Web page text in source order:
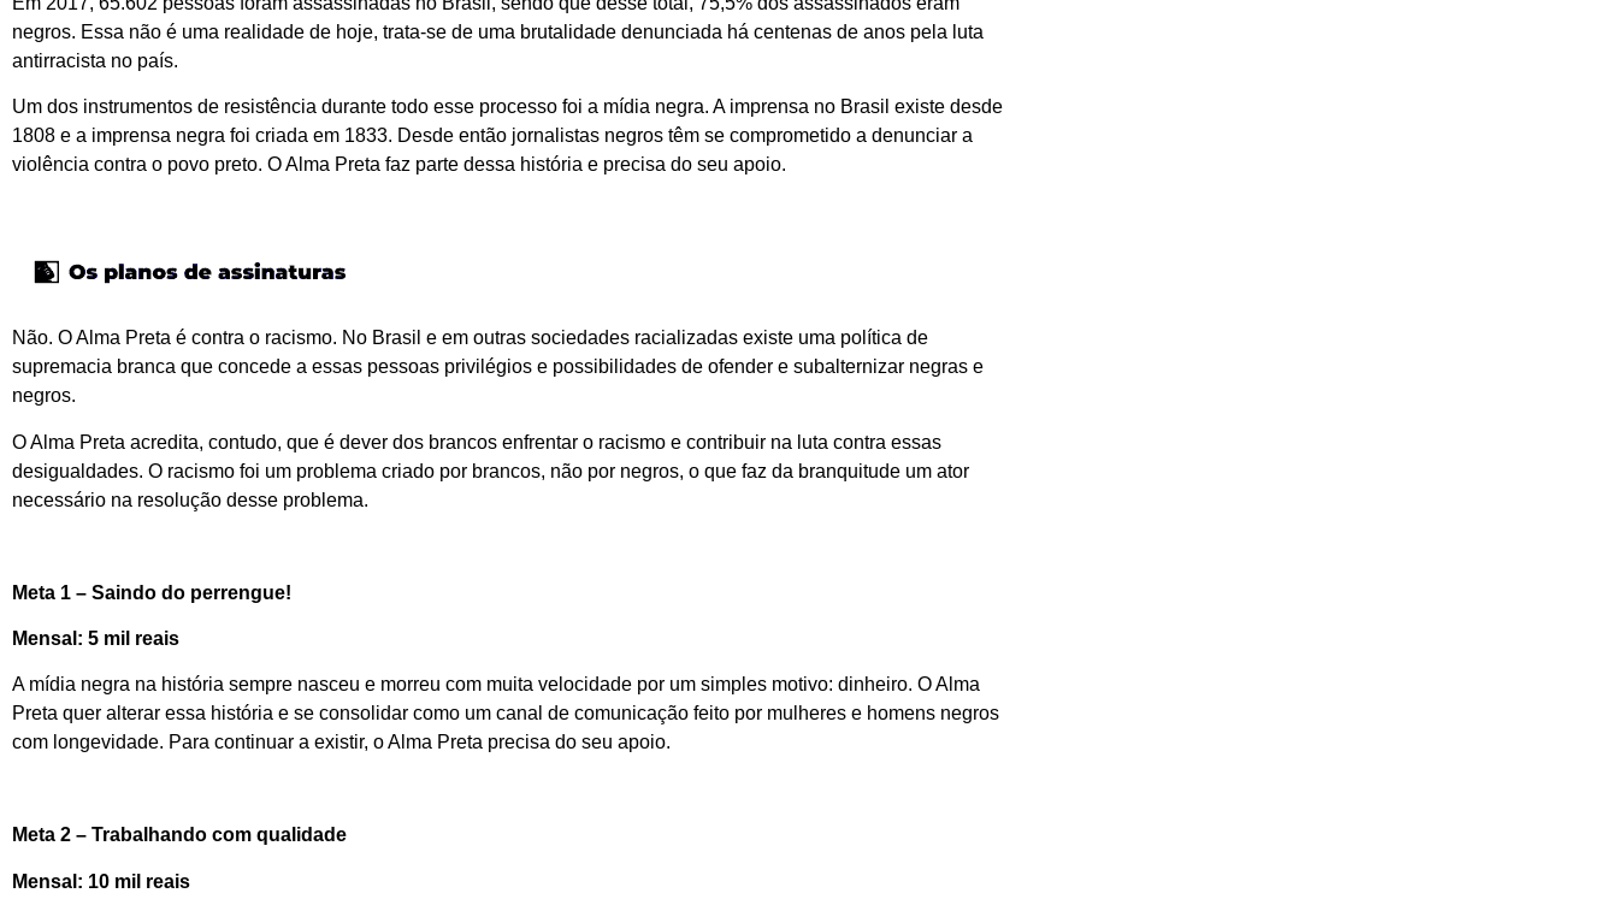
negros. Essa não é uma realidade de hoje, trata-se de uma brutalidade denunciada há centenas de anos pela luta
antirracista no país.
Um dos instrumentos de resistência durante todo esse processo foi a mídia negra. A imprensa no Brasil existe desde
1808 e a imprensa negra foi criada em 1833. Desde então jornalistas negros têm se comprometido a denunciar a
violência contra o povo preto. O Alma Preta faz parte dessa história e precisa do seu apoio.
Não. O Alma Preta é contra o racismo. No Brasil e em outras sociedades racializadas existe uma política de
supremacia branca que concede a essas pessoas privilégios e possibilidades de ofender e subalternizar negras e
negros.
O Alma Preta acredita, contudo, que é dever dos brancos enfrentar o racismo e contribuir na luta contra essas
desigualdades. O racismo foi um problema criado por brancos, não por negros, o que faz da branquitude um ator
necessário na resolução desse problema.
Meta 1 – Saindo do perrengue!
Mensal: 5 mil reais
A mídia negra na história sempre nasceu e morreu com muita velocidade por um simples motivo: dinheiro. O Alma
Preta quer alterar essa história e se consolidar como um canal de comunicação feito por mulheres e homens negros
com longevidade. Para continuar a existir, o Alma Preta precisa do seu apoio.
Meta 2 – Trabalhando com qualidade
Mensal: 10 mil reais